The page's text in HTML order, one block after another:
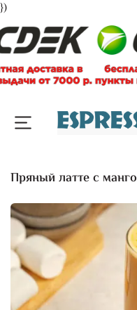
})
Пряный латте с манго